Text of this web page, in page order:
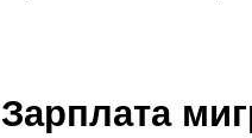
Зарплата